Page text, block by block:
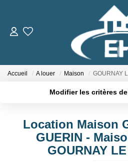
Gestion
Accueil A louer Maison GOURNAY
Modifier les critères
Sélectionnez...
Type de bien
Location Maison
GUERIN -
GOURNAY